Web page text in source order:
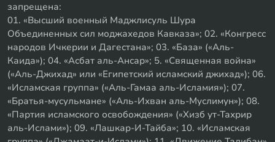
запрещена:
01. «Высший военный Маджлисуль Шура
Объединенных сил моджахедов Кавказа»; 02. «Конгресс
народов Ичкерии и Дагестана»; 03. «База» («Аль-
Каида»); 04. «Асбат аль-Ансар»; 5. «Священная война»
(«Аль-Джихад» или «Египетский исламский джихад»); 06.
«Исламская группа» («Аль-Гамаа аль-Исламия»); 07.
«Братья-мусульмане» («Аль-Ихван аль-Муслимун»); 08.
«Партия исламского освобождения» («Хизб ут-Тахрир
аль-Ислами»); 09. «Лашкар-И-Тайба»; 10. «Исламская